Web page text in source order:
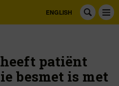
ENGLISH
patiënt
besmet is met